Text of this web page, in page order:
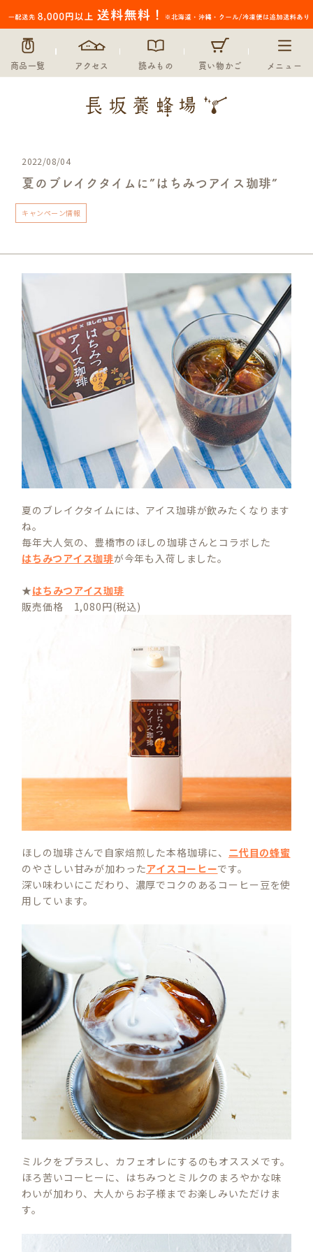
商品一覧 アクセス 読みもの 買い物かご メニュー
2022/08/04
夏のブレイクタイムに”はちみつアイス珈琲”
キャンペーン情報
夏のブレイクタイムには、アイス珈琲が飲みたくなります
ね。
毎年大人気の、豊橋市のほしの珈琲さんとコラボした
はちみつアイス珈琲が今年も入荷しました。
★はちみつアイス珈琲
販売価格 1,080円(税込)
ほしの珈琲さんで自家焙煎した本格珈琲に、 二代目の蜂蜜
のやさしい甘みが加わったアイスコーヒーです。
深い味わいにこだわり、濃厚でコクのあるコーヒー豆を使
用しています。
ミルクをプラスし、カフェオレにするのもオススメです。
ほろ苦いコーヒーに、はちみつとミルクのまろやかな味
わいが加わり、大人からお子様までお楽しみいただけま
す。